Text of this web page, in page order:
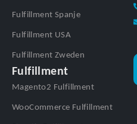
Fulfillment Spanje
Fulfillment USA
Fulfillment Zweden
Fulfillment
Magento2 Fulfillment
WooCommerce Fulfillment